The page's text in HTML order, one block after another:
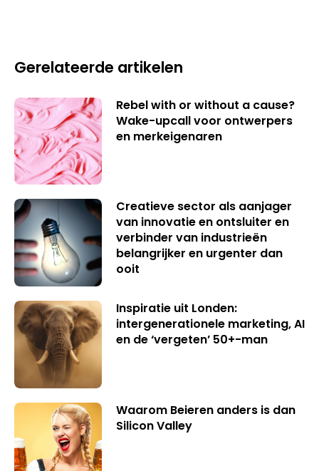
Gerelateerde artikelen
Rebel with or without a cause?
Wake-upcall voor ontwerpers
en merkeigenaren
Creatieve sector als aanjager
van innovatie en ontsluiter en
verbinder van industrieën
belangrijker en urgenter dan
ooit
Inspiratie uit Londen:
intergenerationele marketing, AI
en de ‘vergeten’ 50+-man
Waarom Beieren anders is dan
Silicon Valley